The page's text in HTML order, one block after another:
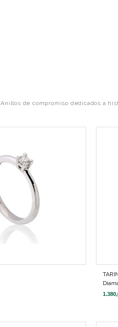
Anillos de compromiso dedicados a